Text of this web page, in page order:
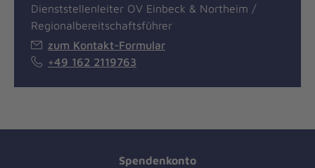
Dienststellenleiter OV Einbeck & Northeim /
Regionalbereitschaftsführer
zum Kontakt-Formular
+49 162 2119763
Spendenkonto